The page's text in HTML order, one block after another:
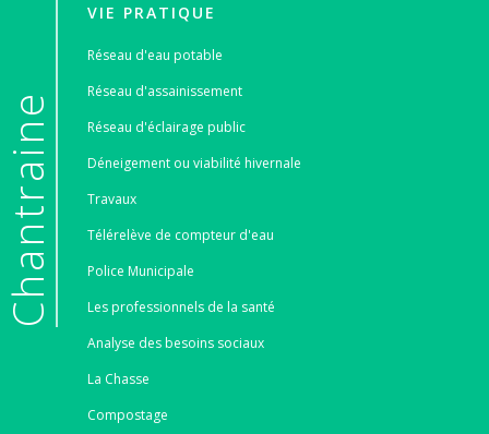
e
VIE PRATIQUE
Réseau d'eau potable
Réseau d'assainissement
Réseau d'éclairage public
Déneigement ou viabilité hivernale
Travaux
Télérelève de compteur d'eau
Police Municipale
Les professionnels de la santé
Analyse des besoins sociaux
La Chasse
Compostage